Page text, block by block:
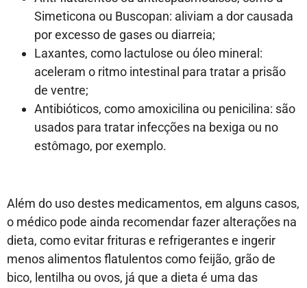
Simeticona ou Buscopan: aliviam a dor causada
por excesso de gases ou diarreia;
Laxantes, como lactulose ou óleo mineral:
aceleram o ritmo intestinal para tratar a prisão
de ventre;
Antibióticos, como amoxicilina ou penicilina: são
usados para tratar infecções na bexiga ou no
estômago, por exemplo.
Além do uso destes medicamentos, em alguns casos,
o médico pode ainda recomendar fazer alterações na
dieta, como evitar frituras e refrigerantes e ingerir
menos alimentos flatulentos como feijão, grão de
bico, lentilha ou ovos, já que a dieta é uma das